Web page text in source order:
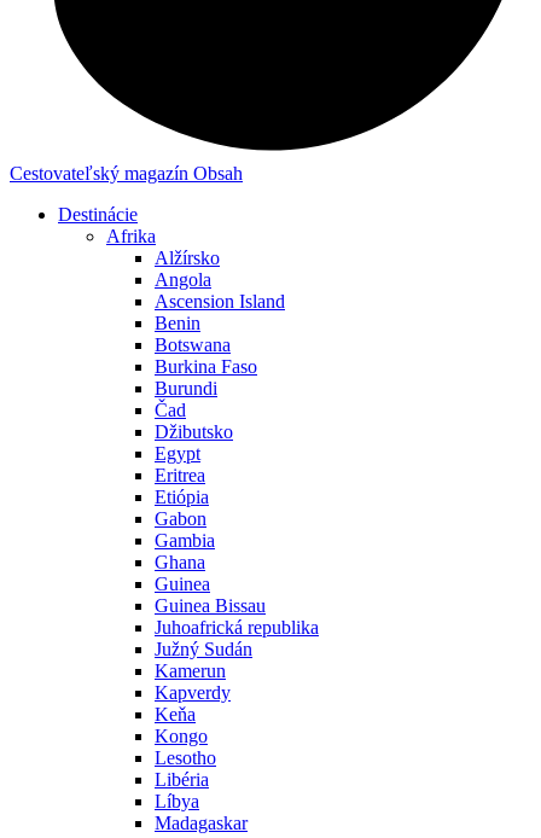
Cestovateľský magazín Obsah
Destinácie
Afrika
Alžírsko
Angola
Ascension Island
Benin
Botswana
Burkina Faso
Burundi
Čad
Džibutsko
Egypt
Eritrea
Etiópia
Gabon
Gambia
Ghana
Guinea
Guinea Bissau
Juhoafrická republika
Južný Sudán
Kamerun
Kapverdy
Keňa
Kongo
Lesotho
Libéria
Líbya
Madagaskar